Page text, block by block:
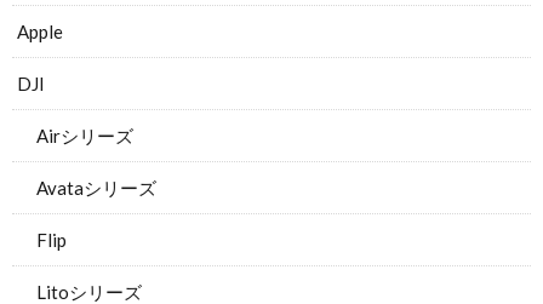
Apple
DJI
Airシリーズ
Avataシリーズ
Flip
Litoシリーズ